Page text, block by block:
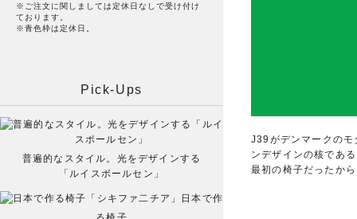
J39がデンマークのモ
ンデザインの核であ
最初の椅子だったか
※ご注文に関しましては定休日なしで受け付け
ております。
※青色枠は定休日。
Pick-Ups
普遍的なスタイル。光をデザインする
「ルイスポールセン」
日本で作